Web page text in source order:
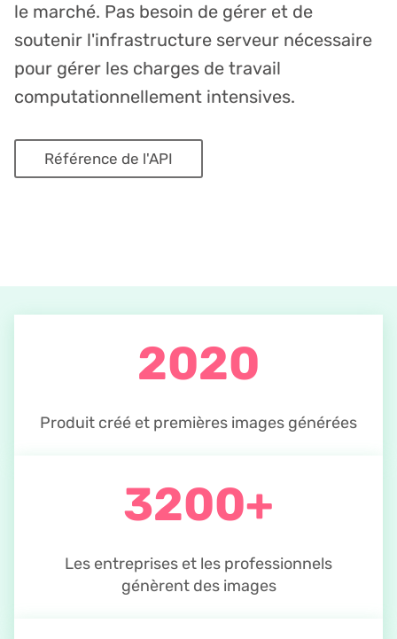
le marché. Pas besoin de gérer et de
soutenir l'infrastructure serveur nécessaire
pour gérer les charges de travail
computationnellement intensives.
Référence de l'API
2020
Produit créé et premières images générées
3200+
Les entreprises et les professionnels
génèrent des images